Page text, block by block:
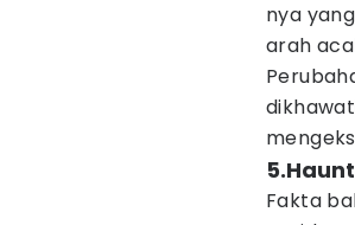
nya
arah
Fakta